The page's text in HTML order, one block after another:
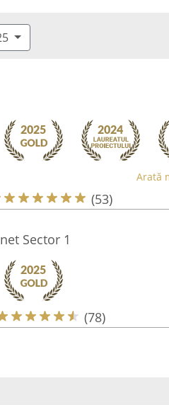
Arată
(53)
Sector 1
(78)